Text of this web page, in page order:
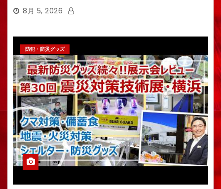
8月 5, 2026
防犯・防災グッズ